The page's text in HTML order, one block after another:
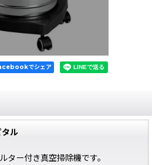
でシェア
ル
ター付き真空掃除機です。